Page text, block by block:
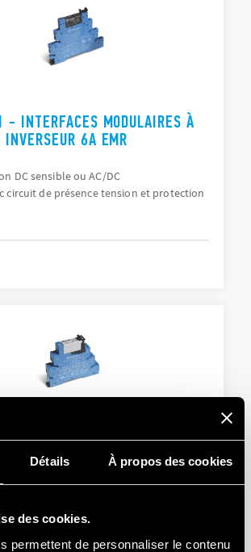
Détails À propos des cookies
des cookies.
permettent de personnaliser le contenu
INTERFACES MODULAIRES À
6A EMR
DC sensible ou AC/DC
circuit de présence tension et protection
- INTERFACES MODULAIRES À
8A
circuit de présence tension et protection